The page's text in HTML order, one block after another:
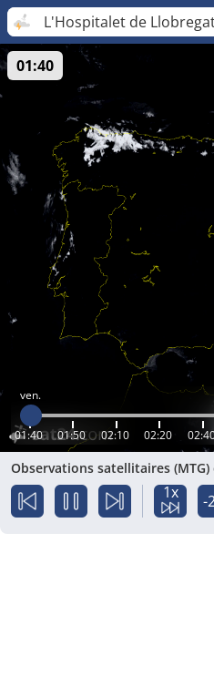
L'Hospitalet de
ven.
01:40 01:50 02:10 02:20
01:40
Observations satellitaires
1x -